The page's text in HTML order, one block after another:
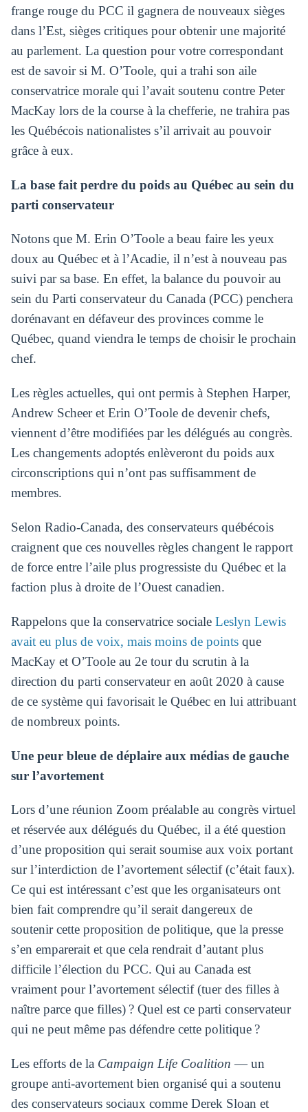
frange rouge du PCC il gagnera de nouveaux sièges
dans l’Est, sièges critiques pour obtenir une majorité
au parlement. La question pour votre correspondant
est de savoir si M. O’Toole, qui a trahi son aile
conservatrice morale qui l’avait soutenu contre Peter
MacKay lors de la course à la chefferie, ne trahira pas
les Québécois nationalistes s’il arrivait au pouvoir
grâce à eux.
La base fait perdre du poids au Québec au sein du
parti conservateur
Notons que M. Erin O’Toole a beau faire les yeux
doux au Québec et à l’Acadie, il n’est à nouveau pas
suivi par sa base. En effet, la balance du pouvoir au
sein du Parti conservateur du Canada (PCC) penchera
dorénavant en défaveur des provinces comme le
Québec, quand viendra le temps de choisir le prochain
chef.
Les règles actuelles, qui ont permis à Stephen Harper,
Andrew Scheer et Erin O’Toole de devenir chefs,
viennent d’être modifiées par les délégués au congrès.
Les changements adoptés enlèveront du poids aux
circonscriptions qui n’ont pas suffisamment de
membres.
Selon Radio-Canada, des conservateurs québécois
craignent que ces nouvelles règles changent le rapport
de force entre l’aile plus progressiste du Québec et la
faction plus à droite de l’Ouest canadien.
Rappelons que la conservatrice sociale Leslyn Lewis
avait eu plus de voix, mais moins de pointsque
MacKay et O’Toole au 2e tour du scrutin à la
direction du parti conservateur en août 2020 à cause
de ce système qui favorisait le Québec en lui attribuant
de nombreux points.
Une peur bleue de déplaire aux médias de gauche
sur l’avortement
Lors d’une réunion Zoom préalable au congrès virtuel
et réservée aux délégués du Québec, il a été question
d’une proposition qui serait soumise aux voix portant
sur l’interdiction de l’avortement sélectif (c’était faux).
Ce qui est intéressant c’est que les organisateurs ont
bien fait comprendre qu’il serait dangereux de
soutenir cette proposition de politique, que la presse
s’en emparerait et que cela rendrait d’autant plus
difficile l’élection du PCC. Qui au Canada est
vraiment pour l’avortement sélectif (tuer des filles à
naître parce que filles) ? Quel est ce parti conservateur
qui ne peut même pas défendre cette politique ?
Les efforts de la Campaign Life Coalition — un
groupe anti-avortement bien organisé qui a soutenu
des conservateurs sociaux comme Derek Sloan et